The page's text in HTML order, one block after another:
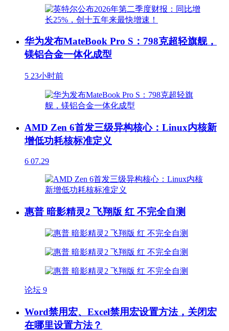
华为发布MateBook Pro S：798克超轻旗舰，
镁铝合金一体化成型
5 23小时前
AMD Zen 6首发三级异构核心：Linux内核新
增低功耗核标准定义
6 07.29
惠普 暗影精灵2 飞翔版 红 不完全自测
论坛 9
Word禁用宏、Excel禁用宏设置方法，关闭宏
在哪里设置方法？